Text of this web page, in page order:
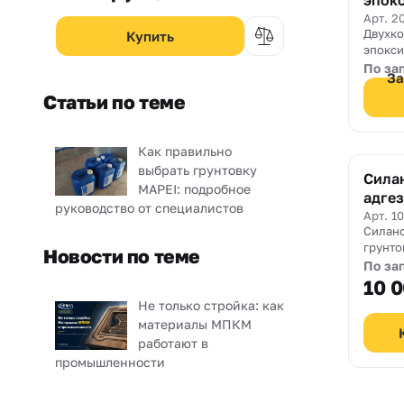
Статьи по теме
Как правильно
выбрать грунтовку
MAPEI: подробное
руководство от специалистов
Новости по теме
Не только стройка: как
материалы МПКМ
работают в
промышленности
PCI
Арт.
По
7106
Арт.
По
10